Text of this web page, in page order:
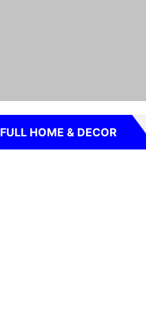
FULL HOME & DECOR